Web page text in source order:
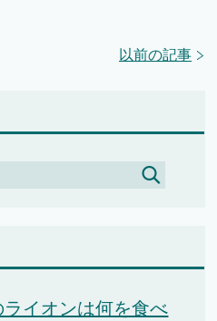
以前の記事
ライオンは何を食べ